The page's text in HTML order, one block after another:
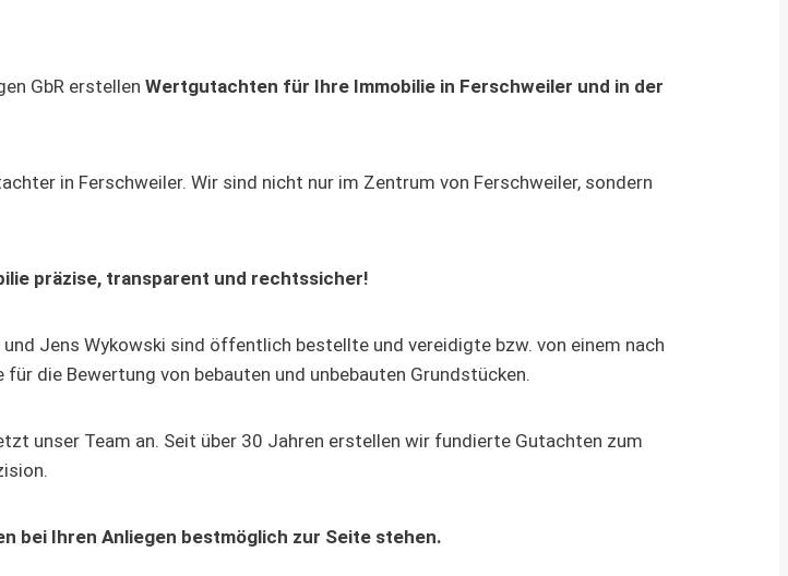
GbR erstellen Wertgutachten für Ihre Immobilie in Ferschweiler und in der
in Ferschweiler. Wir sind nicht nur im Zentrum von Ferschweiler, sondern
präzise, transparent und rechtssicher!
Jens Wykowski sind öffentlich bestellte und vereidigte bzw. von einem nach
die Bewertung von bebauten und unbebauten Grundstücken.
unser Team an. Seit über 30 Jahren erstellen wir fundierte Gutachten zum
bei Ihren Anliegen bestmöglich zur Seite stehen.